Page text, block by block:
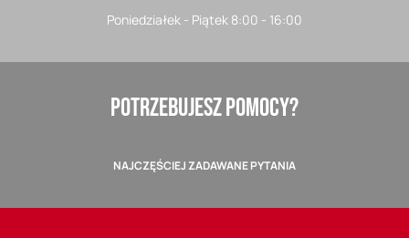
Poniedziałek - Piątek 8:00 - 16:00
POTRZEBUJESZ POMOCY?
NAJCZĘŚCIEJ ZADAWANE PYTANIA